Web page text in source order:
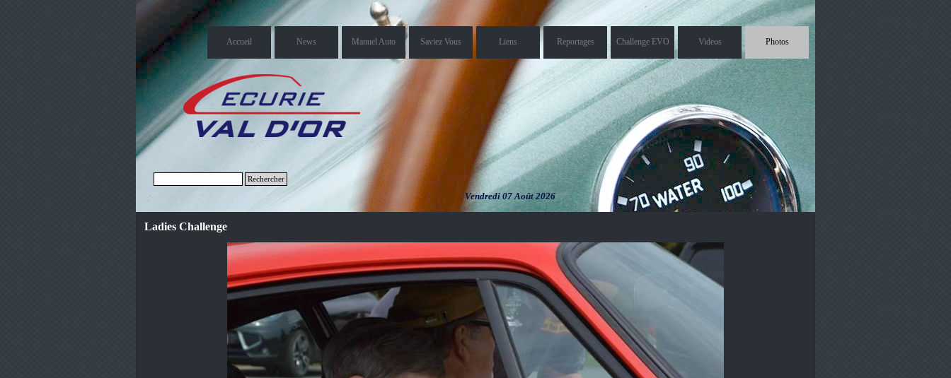
Rechercher
Accueil News Manuel Auto Saviez Vous Liens Reportages Challenge EVO Videos Photos
Vendredi 07 Août 2026 Vendredi 07
Août 2026
Ladies Challenge